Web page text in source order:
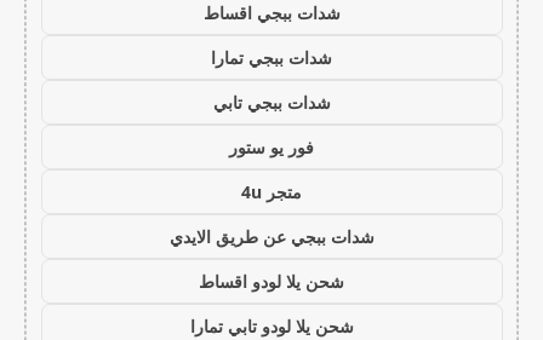
شدات ببجي اقساط
شدات ببجي تمارا
شدات ببجي تابي
فور يو ستور
متجر 4u
شدات ببجي عن طريق الايدي
شحن يلا لودو اقساط
شحن يلا لودو تابي تمارا